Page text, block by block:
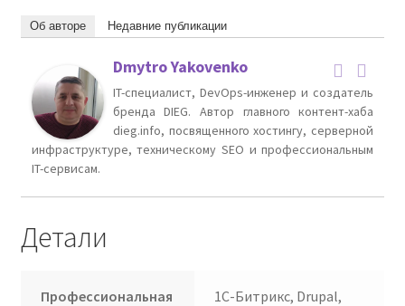
Об авторе Недавние публикации
Dmytro Yakovenko
IT-специалист, DevOps-инженер и создатель
бренда DIEG. Автор главного контент-хаба
dieg.info, посвященного хостингу, серверной
инфраструктуре, техническому SEO и профессиональным
IT-сервисам.
Детали
Профессиональная
1С-Битрикс, Drupal,